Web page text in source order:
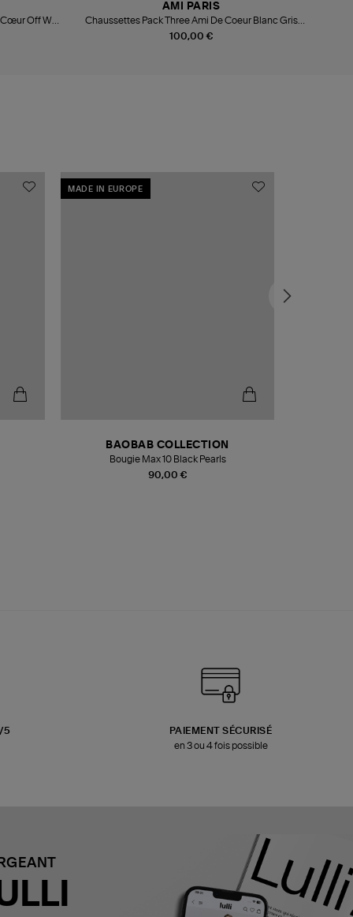
Off Wh
100,00 €
AMI PARIS
Chaussettes Pack Three Ami De Coeur Blanc Gris
Noir
MADE IN EUROPE
90,00 €
BAOBAB COLLECTION
Bougie Max 10 Black Pearls
5
PAIEMENT SÉCURISÉ
en 3 ou 4 fois possible